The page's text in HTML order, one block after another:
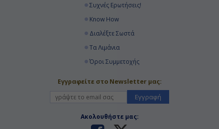
Συχνές Ερωτήσεις!
Know How
Διαλέξτε Σωστά
Τα Λιμάνια
Όροι Συμμετοχής
Εγγραφείτε στο Newsletter μας:
Εγγραφή
Ακολουθήστε μας: